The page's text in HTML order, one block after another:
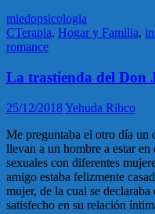
miedopsicologia
CTerapia, Hogar y Familia,
romance
La trastienda del Don
25/12/2018Yehuda Ribco
Me preguntaba el otro día un
llevan a un hombre a estar en
sexuales con diferentes
amigo estaba felizmente
mujer, de la cual se
satisfecho en su relación